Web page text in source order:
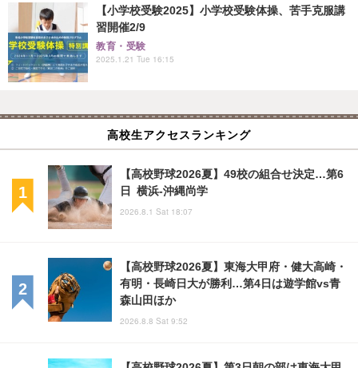
【小学校受験2025】小学校受験体操、苦手克服講
習開催2/9
教育・受験
2025.1.21 Tue 16:15
高校生アクセスランキング
【高校野球2026夏】49校の組合せ決定…第6
日 横浜-沖縄尚学
2026.8.1 Sat 18:07
【高校野球2026夏】東海大甲府・健大高崎・
有明・長崎日大が勝利…第4日は遊学館vs青
森山田ほか
2026.8.8 Sat 9:52